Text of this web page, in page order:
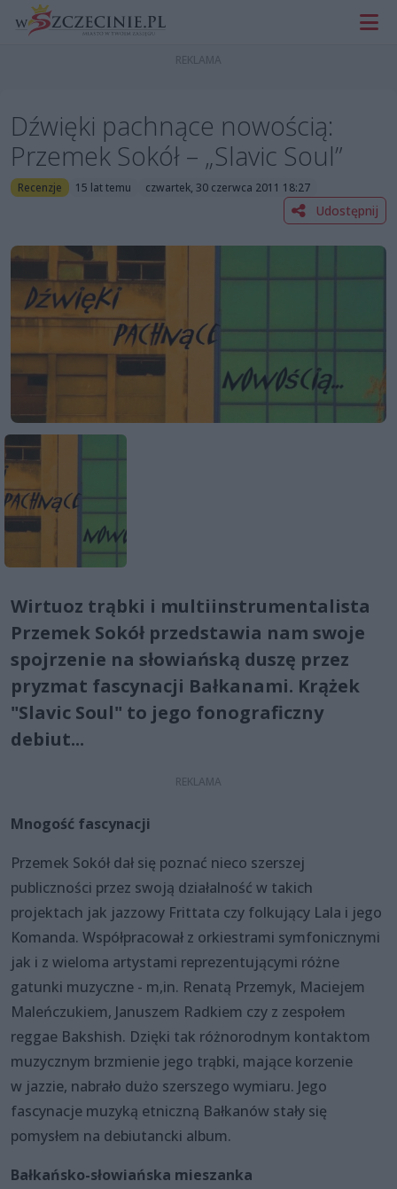
Dźwięki pachnące nowością:
Przemek Sokół – „Slavic Soul”
Recenzje 15 lat temu czwartek, 30 czerwca 2011 18:27
Udostępnij
Wirtuoz trąbki i multiinstrumentalista
Przemek Sokół przedstawia nam swoje
spojrzenie na słowiańską duszę przez
pryzmat fascynacji Bałkanami. Krążek
"Slavic Soul" to jego fonograficzny
debiut...
Mnogość fascynacji
Przemek Sokół dał się poznać nieco szerszej
publiczności przez swoją działalność w takich
projektach jak jazzowy Frittata czy folkujący Lala i jego
Komanda. Współpracował z orkiestrami symfonicznymi
jak i z wieloma artystami reprezentującymi różne
gatunki muzyczne - m,in. Renatą Przemyk, Maciejem
Maleńczukiem, Januszem Radkiem czy z zespołem
reggae Bakshish. Dzięki tak różnorodnym kontaktom
muzycznym brzmienie jego trąbki, mające korzenie
w jazzie, nabrało dużo szerszego wymiaru. Jego
fascynacje muzyką etniczną Bałkanów stały się
pomysłem na debiutancki album.
Bałkańsko-słowiańska mieszanka